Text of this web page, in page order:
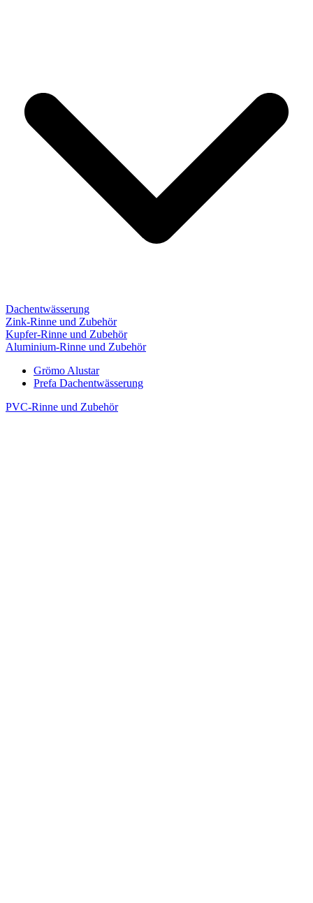
Dachentwässerung
Zink-Rinne und Zubehör
Kupfer-Rinne und Zubehör
Aluminium-Rinne und Zubehör
Grömo Alustar
Prefa Dachentwässerung
PVC-Rinne und Zubehör